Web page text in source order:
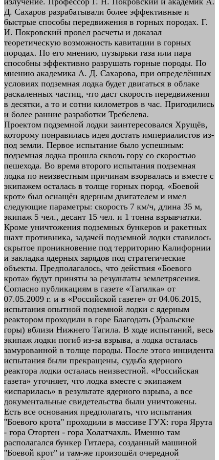
Д. Сахаров разрабатывали более эффективные и
быстрые способы передвижения в горных породах. Г.
И. Покровский провел расчеты и доказал
теоретическую возможность кавитации в горных
породах. По его мнению, пузырьки газа или пара
способны эффективно разрушать горные породы. По
мнению академика А. Д. Сахарова, при определённых
условиях подземная лодка будет двигаться в облаке
раскаленных частиц, что даст скорость передвижения
в десятки, а то и сотни километров в час. Пригодились
и более ранние разработки Требелева.
Проектом подземной лодки заинтересовался Хрущёв,
которому понравилась идея достать империалистов из-
под земли. Первое испытание было успешным:
подземная лодка прошла сквозь гору со скоростью
пешехода. Во время второго испытания подземная
лодка по неизвестным причинам взорвалась и вместе с
экипажем осталась в толще горных пород. «Боевой
крот» был оснащён ядерным двигателем и имел
следующие параметры: скорость 7 км/ч, длина 35 м,
экипаж 5 чел., десант 15 чел. и 1 тонна взрывчатки.
Кроме уничтожения подземных бункеров и ракетных
шахт противника, задачей подземной лодки ставилось
скрытое проникновение под территорию Калифорнии
и закладка ядерных зарядов под стратегические
объекты. Предполагалось, что действия «Боевого
крота» будут приняты за результаты землетрясения.
Согласно публикациям в газете «Тагилка» от
07.05.2009 г. и в «Российской газете» от 04.06.2015,
испытания опытной подземной лодки с ядерным
реактором проходили в горе Благодать (Уральские
горы) вблизи Нижнего Тагила. В ходе испытаний, весь
экипаж лодки погиб из-за взрыва, а лодка осталась
замурованной в толще породы. После этого инцидента
испытания были прекращены, судьба ядерного
реактора лодки осталась неизвестной. «Российская
газета» уточняет, что лодка вместе с экипажем
«испарилась» в результате ядерного взрыва, а все
документальные свидетельства были уничтожены.
Есть все основания предполагать, что испытания
"Боевого крота" проходили в массиве ГУХ: гора Ярута
- гора Отортен - гора Холатчахль. Именно там
располагался бункер Гитлера, созданный машиной
"Боевой крот" и там-же произошёл очередной